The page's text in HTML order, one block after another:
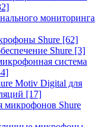
мониторинга
Shure [62]
Shure [3]
система
Motiv Digital для
[17]
микрофонов Shure